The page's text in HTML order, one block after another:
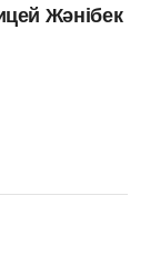
Жәнібек